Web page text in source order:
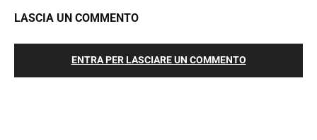
LASCIA UN COMMENTO
ENTRA PER LASCIARE UN COMMENTO